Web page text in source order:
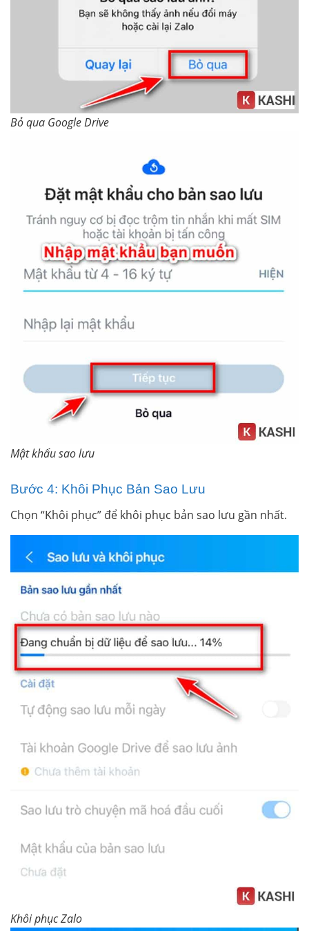
Bỏ qua Google Drive
Mật khẩu sao lưu
Bước 4: Khôi Phục Bản Sao Lưu
Chọn “Khôi phục” để khôi phục bản sao lưu gần nhất.
Khôi phục Zalo